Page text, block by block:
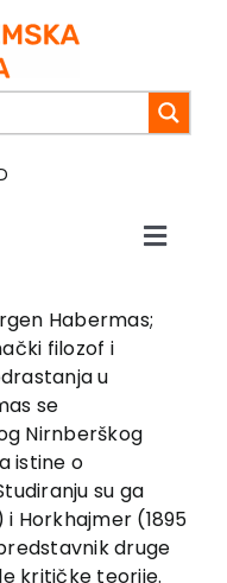
Toggle
Habermas;
filozof i
u
se
Nirnberškog
istine o
su ga
i Horkhajmer (1895
druge
kritičke teorije.